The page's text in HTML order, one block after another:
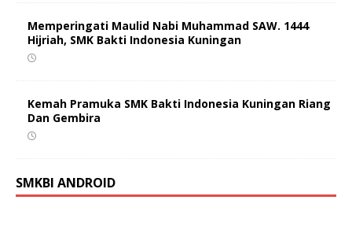
Memperingati Maulid Nabi Muhammad SAW. 1444
Hijriah, SMK Bakti Indonesia Kuningan
Kemah Pramuka SMK Bakti Indonesia Kuningan Riang
Dan Gembira
SMKBI ANDROID